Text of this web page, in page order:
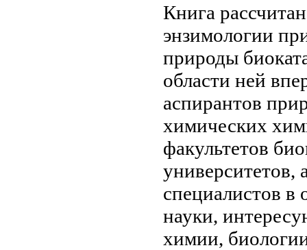
Книга
энзимологии
природы
области ней
аспирантов
химических
факультетов
университетов,
специалистов в
науки,
химии,